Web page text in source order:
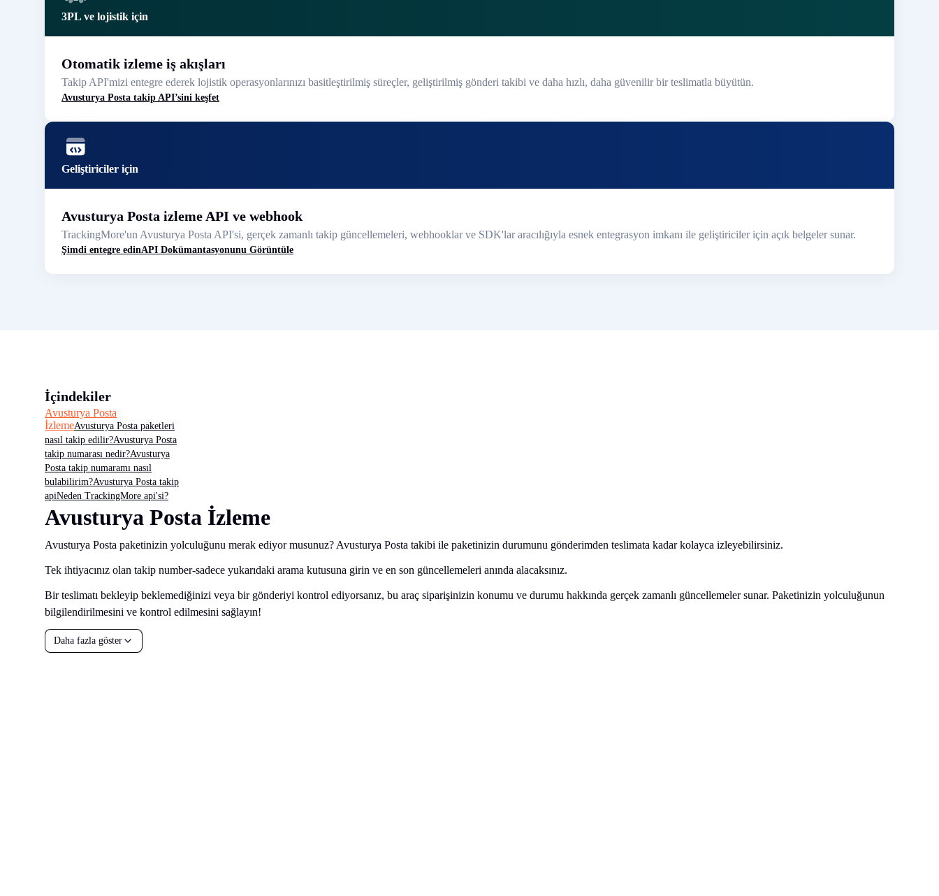
3PL ve lojistik için
Otomatik izleme iş akışları
Takip API'mizi entegre ederek lojistik operasyonlarınızı basitleştirilmiş süreçler, geliştirilmiş gönderi takibi ve daha hızlı, daha güvenilir bir teslimatla büyütün.
Avusturya Posta takip API’sini keşfet
Geliştiriciler için
Avusturya Posta izleme API ve webhook
TrackingMore'un Avusturya Posta API'si, gerçek zamanlı takip güncellemeleri, webhooklar ve SDK'lar aracılığıyla esnek entegrasyon imkanı ile geliştiriciler için açık belgeler sunar.
Şimdi entegre edinAPI Dokümantasyonunu Görüntüle
İçindekiler
Avusturya Posta
İzlemeAvusturya Posta paketleri
nasıl takip edilir?Avusturya Posta
takip numarası nedir?Avusturya
Posta takip numaramı nasıl
bulabilirim?Avusturya Posta takip
apiNeden TrackingMore api'si?
Avusturya Posta İzleme
Avusturya Posta paketinizin yolculuğunu merak ediyor musunuz? Avusturya Posta takibi ile paketinizin durumunu gönderimden teslimata kadar kolayca izleyebilirsiniz.
Tek ihtiyacınız olan takip number-sadece yukarıdaki arama kutusuna girin ve en son güncellemeleri anında alacaksınız.
Bir teslimatı bekleyip beklemediğinizi veya bir gönderiyi kontrol ediyorsanız, bu araç siparişinizin konumu ve durumu hakkında gerçek zamanlı güncellemeler sunar. Paketinizin yolculuğunun
bilgilendirilmesini ve kontrol edilmesini sağlayın!
Daha fazla göster